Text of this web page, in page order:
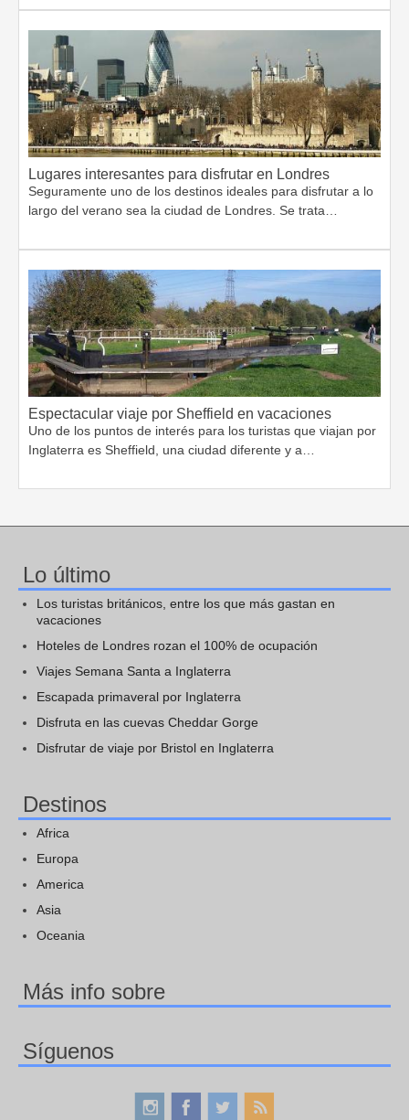
Lugares interesantes para disfrutar en Londres
Seguramente uno de los destinos ideales para disfrutar a lo
largo del verano sea la ciudad de Londres. Se trata…
Espectacular viaje por Sheffield en vacaciones
Uno de los puntos de interés para los turistas que viajan por
Inglaterra es Sheffield, una ciudad diferente y a…
Lo último
Los turistas británicos, entre los que más gastan en
vacaciones
Hoteles de Londres rozan el 100% de ocupación
Viajes Semana Santa a Inglaterra
Escapada primaveral por Inglaterra
Disfruta en las cuevas Cheddar Gorge
Disfrutar de viaje por Bristol en Inglaterra
Destinos
Africa
Europa
America
Asia
Oceania
Más info sobre
Síguenos